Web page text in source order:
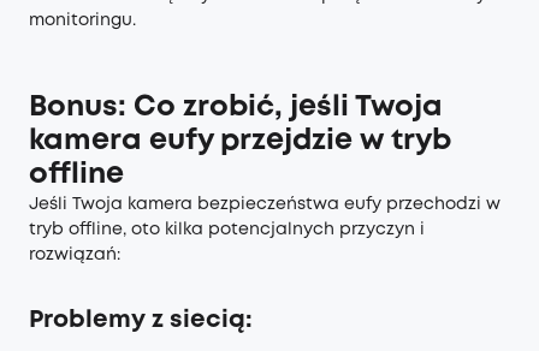
monitoringu.
Bonus: Co zrobić, jeśli Twoja
kamera eufy przejdzie w tryb
offline
Jeśli Twoja kamera bezpieczeństwa eufy przechodzi w
tryb offline, oto kilka potencjalnych przyczyn i
rozwiązań:
Problemy z siecią: